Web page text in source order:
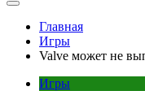
Главная
Игры
Valve может не
Игры